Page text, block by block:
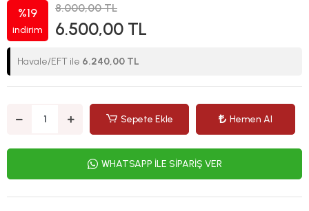
%19
indirim
8.000,00 TL
6.500,00 TL
Havale/EFT ile 6.240,00 TL
Sepete Ekle Hemen Al
WHATSAPP İLE SİPARİŞ VER